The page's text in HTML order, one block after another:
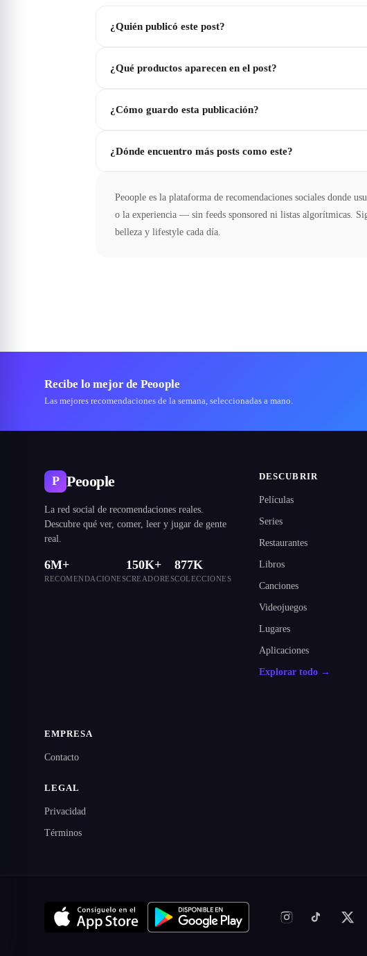
¿Quién publicó este post?
¿Qué productos aparecen en el post?
¿Cómo guardo esta publicación?
¿Dónde encuentro más posts como este?
Peoople es la plataforma de recomendaciones sociales donde
o la experiencia — sin feeds sponsored ni listas algorítmicas.
belleza y lifestyle cada día.
Recibe lo mejor de Peoople
Las mejores recomendaciones de la semana, seleccionadas a mano.
P Peoople
La red social de recomendaciones reales.
Descubre qué ver, comer, leer y jugar de gente
real.
6M+
RECOMENDACIONES
150K+
CREADORES
877K
COLECCIONES
DESCUBRIR
Películas
Series
Restaurantes
Libros
Canciones
Videojuegos
Lugares
Aplicaciones
Explorar todo →
EMPRESA
Contacto
LEGAL
Privacidad
Términos